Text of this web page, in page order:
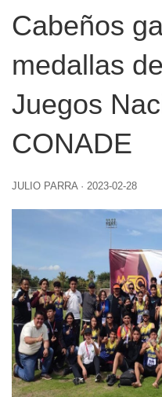
Cabeños
medallas
Juegos
CONADE
JULIO PARRA · 2023-02-28